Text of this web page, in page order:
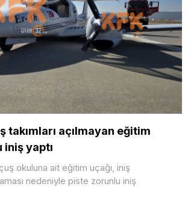
takımları açılmayan eğitim
iniş yaptı
okuluna ait eğitim uçağı, iniş
nedeniyle piste zorunlu iniş